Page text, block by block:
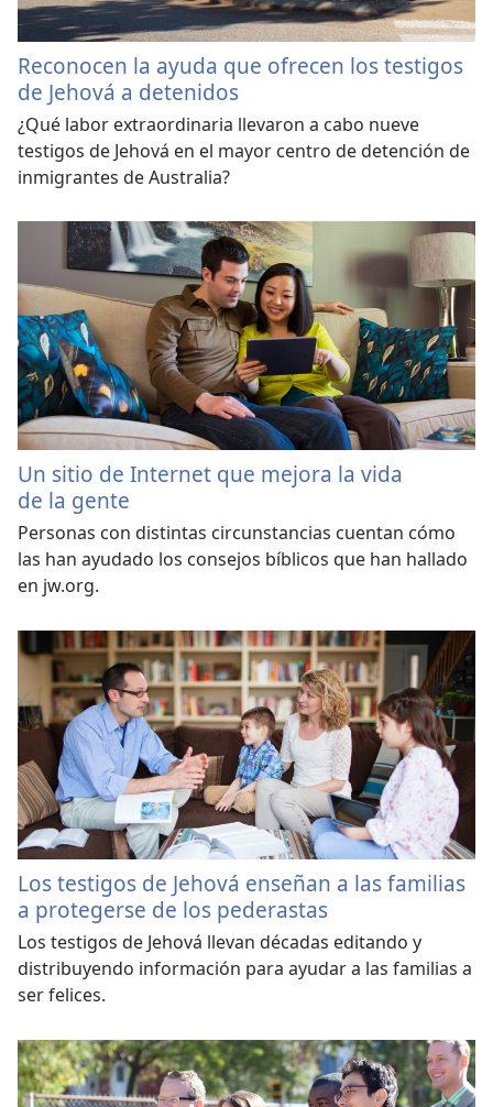
Reconocen la ayuda que ofrecen los testigos
de Jehová a detenidos
¿Qué labor extraordinaria llevaron a cabo nueve
testigos de Jehová en el mayor centro de detención de
inmigrantes de Australia?
Un sitio de Internet que mejora la vida
de la gente
Personas con distintas circunstancias cuentan cómo
las han ayudado los consejos bíblicos que han hallado
en jw.org.
Los testigos de Jehová enseñan a las familias
a protegerse de los pederastas
Los testigos de Jehová llevan décadas editando y
distribuyendo información para ayudar a las familias a
ser felices.